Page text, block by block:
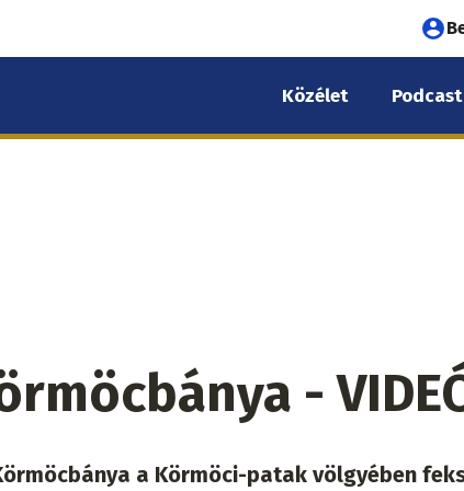
fiók
Közélet Podcast
-
a Körmöci-patak völgyében